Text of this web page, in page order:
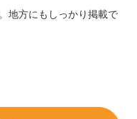
地方にもしっかり掲載で